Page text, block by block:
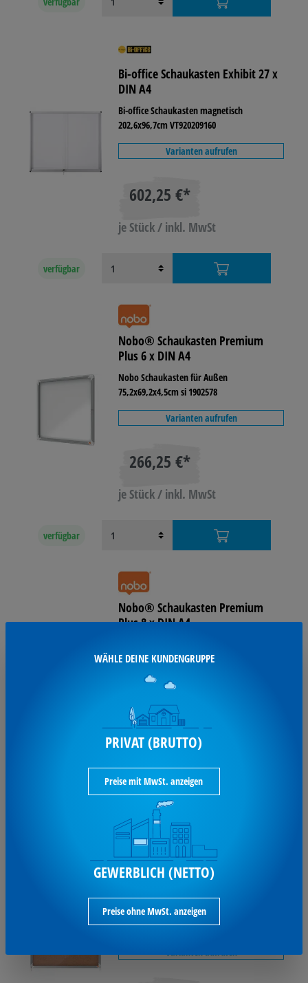
Bi-office Schaukasten Exhibit 27 x
DIN A4
Bi-office Schaukasten magnetisch
202,6x96,7cm VT920209160
Varianten aufrufen
602,25 €*
je Stück / inkl. MwSt
verfügbar
Nobo® Schaukasten Premium
Plus 6 x DIN A4
Nobo Schaukasten für Außen
75,2x69,2x4,5cm si 1902578
Varianten aufrufen
266,25 €*
je Stück / inkl. MwSt
verfügbar
Nobo® Schaukasten Premium
Plus 8 x DIN A4
Klapptür 8xA4 1915329
Varianten aufrufen
240,36 €*
Nobo® Schaukasten Premium
Nobo Schaukasten Premium Plus Innen
Schiebetür 8xA4 1915331
Varianten aufrufen
WÄHLE DEINE KUNDENGRUPPE
PRIVAT (BRUTTO)
Preise mit MwSt. anzeigen
GEWERBLICH (NETTO)
Preise ohne MwSt. anzeigen